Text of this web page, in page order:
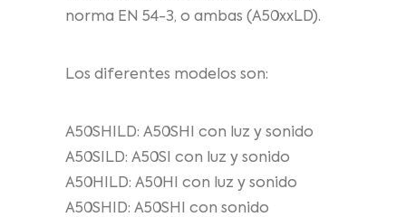
norma EN 54-3, o ambas (A50xxLD).
Los diferentes modelos son:
A50SHILD: A50SHI con luz y sonido
A50SILD: A50SI con luz y sonido
A50HILD: A50HI con luz y sonido
A50SHID: A50SHI con sonido